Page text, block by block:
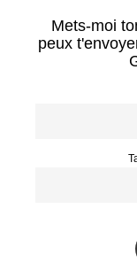
Mets-moi
peux